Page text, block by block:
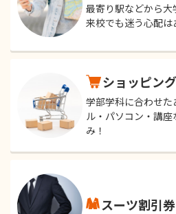
最寄り駅などから
来校でも迷う心配は
ショッピング
学部学科に合わせ
ル・パソコン・講
み！
スーツ割引券